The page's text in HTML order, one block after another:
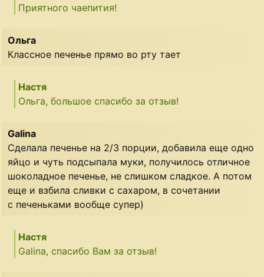
Приятного чаепития!
Ольга
Классное печенье прямо во рту тает
Настя
Ольга, большое спасибо за отзыв!
Galina
Сделала печенье на 2/3 порции, добавила еще одно
яйцо и чуть подсыпала муки, получилось отличное
шоколадное печенье, не слишком сладкое. А потом
еще и взбила сливки с сахаром, в сочетании
с печеньками вообще супер)
Настя
Galina, спасибо Вам за отзыв!